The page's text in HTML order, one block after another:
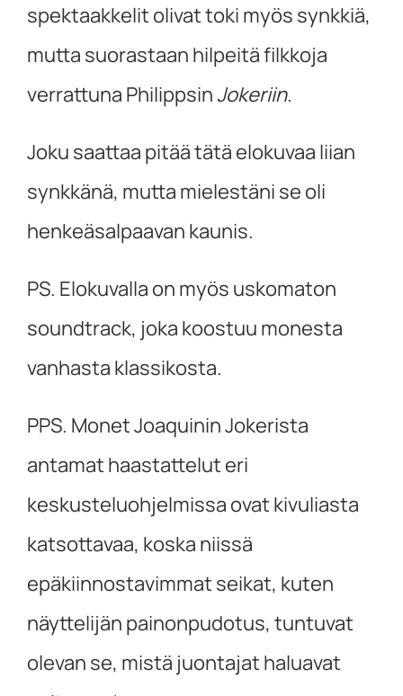
spektaakkelit olivat toki myös synkkiä,
mutta suorastaan hilpeitä filkkoja
verrattuna PhilippsinJokeriin.
Joku saattaa pitää tätä elokuvaa liian
synkkänä, mutta mielestäni se oli
henkeäsalpaavan kaunis.
PS. Elokuvalla on myös uskomaton
soundtrack, joka koostuu monesta
vanhasta klassikosta.
PPS. Monet Joaquinin Jokerista
antamat haastattelut eri
keskusteluohjelmissa ovat kivuliasta
katsottavaa, koska niissä
epäkiinnostavimmat seikat, kuten
näyttelijän painonpudotus, tuntuvat
olevan se, mistä juontajat haluavat